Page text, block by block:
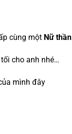
cùng một Nữ thần
cho anh nhé…
mình đây